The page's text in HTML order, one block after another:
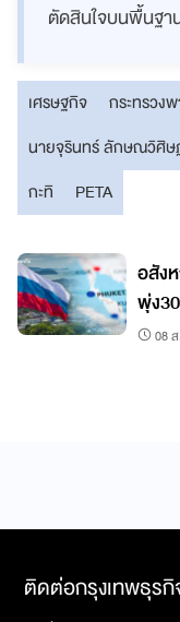
ตัดสินใจบนพื้นฐาน
เศรษฐกิจ กระทรวง
นายจุรินทร์ ลักษณวิศิ
กะทิ
PETA
อสัง
พุ่ง
08
ติดต่อกรุงเทพธุร